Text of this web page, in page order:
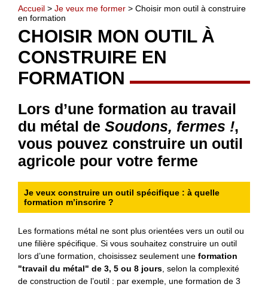
Accueil > Je veux me former > Choisir mon outil à construire
en formation
CHOISIR MON OUTIL À
CONSTRUIRE EN
FORMATION
Lors d’une formation au travail
du métal de Soudons, fermes !,
vous pouvez construire un outil
agricole pour votre ferme
Je veux construire un outil spécifique : à quelle
formation m’inscrire ?
Les formations métal ne sont plus orientées vers un outil ou
une filière spécifique. Si vous souhaitez construire un outil
lors d’une formation, choisissez seulement une formation
"travail du métal" de 3, 5 ou 8 jours, selon la complexité
de construction de l’outil : par exemple, une formation de 3